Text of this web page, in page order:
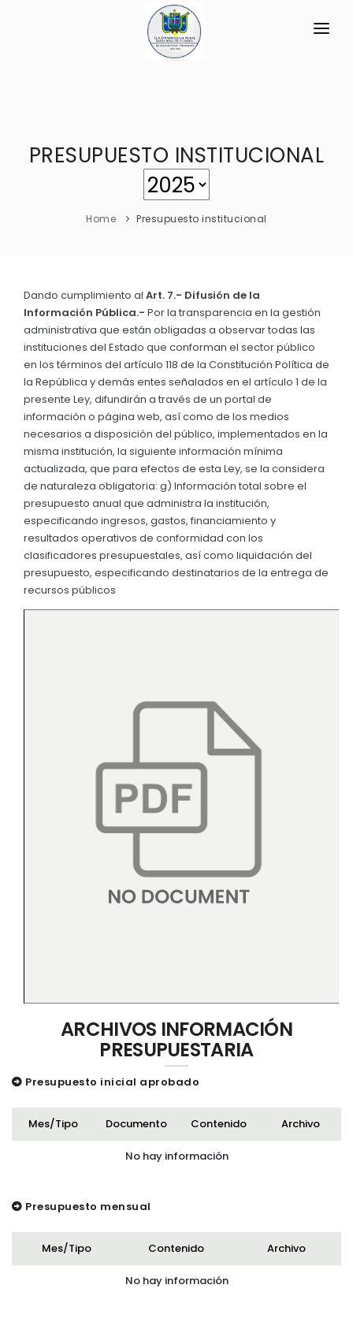
RESEÑA HISTÓRICA
Ubicación
Clima
GAD
NEW
GESTIÓN Y PRESUPUESTO
Sesiones Extraordinarias
Resoluciones
Convocatorias
GESTIÓN ADMINISTRATIVA
Plan de desarrollo y Ordenamiento Territorial -
Plan Anual Contratación - PAC
Plan Operativo Anual - POA
Convenios Institucionales
PRESUPUESTO: EJECUCIÓN Y REPORTES
Cédulas presupuestarias y balances
Procesos de contratación
CIUDADANÍA ACTIVA
Solicitud de acceso información pública
TURISMO
PRESUPUESTO INSTITUCIONAL
Home Presupuesto institucional
Dando cumplimiento al Art. 7.- Difusión de la
Información Pública.- Por la transparencia en la gestión
administrativa que están obligadas a observar todas las
instituciones del Estado que conforman el sector público
en los términos del artículo 118 de la Constitución Política de
la República y demás entes señalados en el artículo 1 de la
presente Ley, difundirán a través de un portal de
información o página web, así como de los medios
necesarios a disposición del público, implementados en la
misma institución, la siguiente información mínima
actualizada, que para efectos de esta Ley, se la considera
de naturaleza obligatoria: g) Información total sobre el
presupuesto anual que administra la institución,
especificando ingresos, gastos, financiamiento y
resultados operativos de conformidad con los
clasificadores presupuestales, así como liquidación del
presupuesto, especificando destinatarios de la entrega de
recursos públicos
ARCHIVOS INFORMACIÓN
PRESUPUESTARIA
Presupuesto inicial aprobado
Mes/Tipo Documento Contenido Archivo
No hay información
Presupuesto mensual
Mes/Tipo Contenido Archivo
No hay información